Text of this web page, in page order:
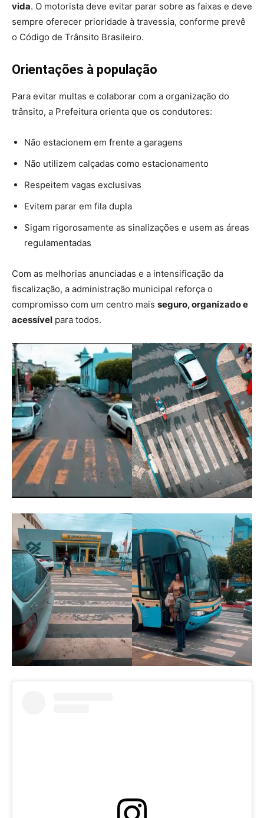
vida. O motorista deve evitar parar sobre as faixas e deve
sempre oferecer prioridade à travessia, conforme prevê
o Código de Trânsito Brasileiro.
Orientações à população
Para evitar multas e colaborar com a organização do
trânsito, a Prefeitura orienta que os condutores:
Não estacionem em frente a garagens
Não utilizem calçadas como estacionamento
Respeitem vagas exclusivas
Evitem parar em fila dupla
Sigam rigorosamente as sinalizações e usem as áreas
regulamentadas
Com as melhorias anunciadas e a intensificação da
fiscalização, a administração municipal reforça o
compromisso com um centro mais seguro, organizado e
acessível para todos.